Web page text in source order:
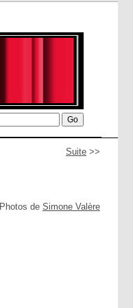
Suite >>
Photos de Simone Valère